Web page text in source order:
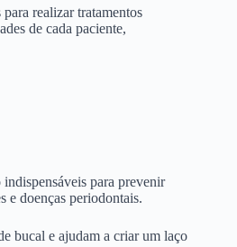
para realizar tratamentos
de cada paciente,
para prevenir
e doenças periodontais.
bucal e ajudam a criar um laço